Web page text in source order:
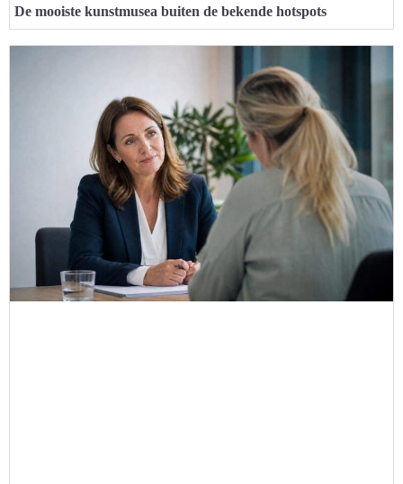
De mooiste kunstmusea buiten de bekende hotspots